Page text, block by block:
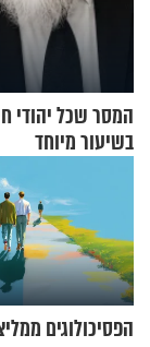
המסר שכל יהודי
בשיעור מיוחד
הפסיכולוגים